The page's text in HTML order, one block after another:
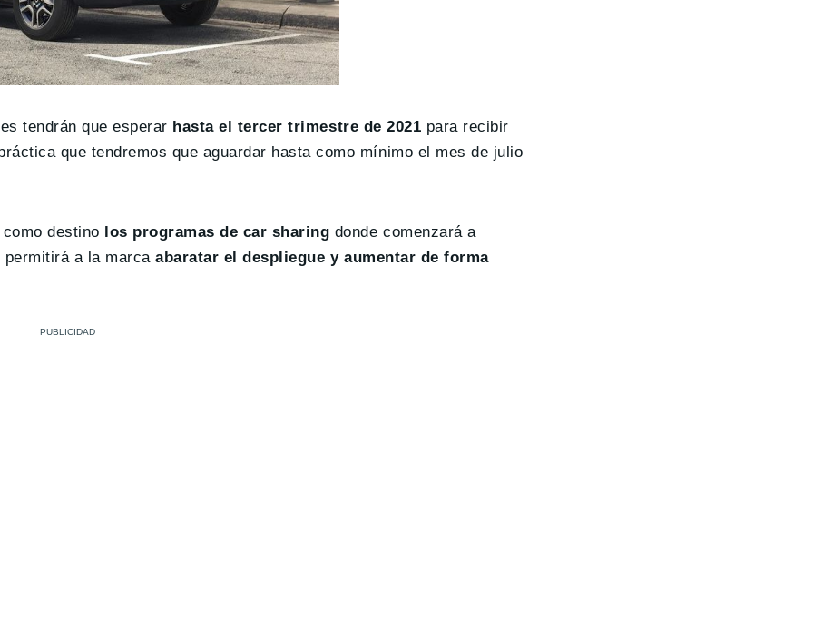
tendrán que esperar hasta el tercer trimestre de 2021 para recibir
que tendremos que aguardar hasta como mínimo el mes de julio
destino los programas de car sharing donde comenzará a
permitirá a la marcaabaratar el despliegue y aumentar de forma